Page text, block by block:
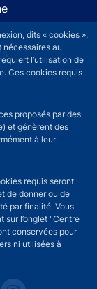
dits « cookies »,
nécessaires au
l’utilisation de
Ces cookies requis
proposés par des
et génèrent des
à leur
requis seront
de donner ou de
par finalité. Vous
sur l’onglet "Centre
conservées pour
ni utilisées à